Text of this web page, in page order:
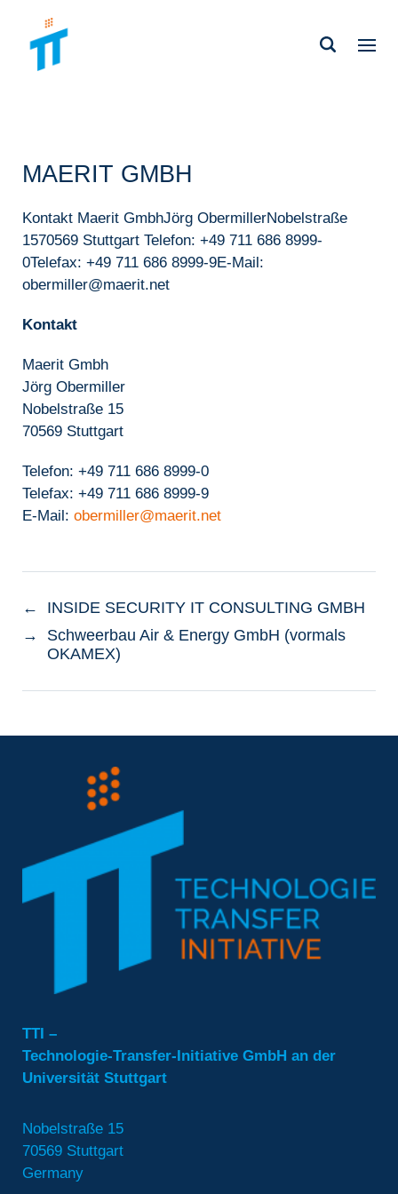
MAERIT GMBH
Kontakt Maerit GmbhJörg ObermillerNobelstraße
1570569 Stuttgart Telefon: +49 711 686 8999-
0Telefax: +49 711 686 8999-9E-Mail:
obermiller@maerit.net
Kontakt
Maerit Gmbh
Jörg Obermiller
Nobelstraße 15
70569 Stuttgart
Telefon: +49 711 686 8999-0
Telefax: +49 711 686 8999-9
E-Mail: obermiller@maerit.net
←
INSIDE SECURITY IT CONSULTING GMBH
→
Schweerbau Air & Energy GmbH (vormals
OKAMEX)
TTI –
Technologie-Transfer-Initiative GmbH an der
Universität Stuttgart
Nobelstraße 15
70569 Stuttgart
Germany